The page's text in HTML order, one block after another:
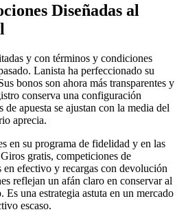
Diseñadas al
y con términos y condiciones
Lanista ha perfeccionado su
bonos son ahora más transparentes y
conserva una configuración
de apuesta se ajustan con la media del
aprecia.
en su programa de fidelidad y en las
gratis, competiciones de
en efectivo y recargas con devolución
reflejan un afán claro en conservar al
Es una estrategia astuta en un mercado
escaso.